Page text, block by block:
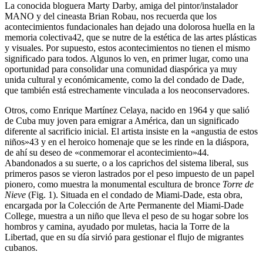
La conocida bloguera Marty Darby, amiga del pintor/instalador
MANO y del cineasta Brian Robau, nos recuerda que los
acontecimientos fundacionales han dejado una dolorosa huella en la
memoria colectiva42, que se nutre de la estética de las artes plásticas
y visuales. Por supuesto, estos acontecimientos no tienen el mismo
significado para todos. Algunos lo ven, en primer lugar, como una
oportunidad para consolidar una comunidad diaspórica ya muy
unida cultural y económicamente, como la del condado de Dade,
que también está estrechamente vinculada a los neoconservadores.
Otros, como Enrique Martínez Celaya, nacido en 1964 y que salió
de Cuba muy joven para emigrar a América, dan un significado
diferente al sacrificio inicial. El artista insiste en la «angustia de estos
niños»43 y en el heroico homenaje que se les rinde en la diáspora,
de ahí su deseo de «conmemorar el acontecimiento»44.
Abandonados a su suerte, o a los caprichos del sistema liberal, sus
primeros pasos se vieron lastrados por el peso impuesto de un papel
pionero, como muestra la monumental escultura de bronce Torre de
Nieve (Fig. 1). Situada en el condado de Miami-Dade, esta obra,
encargada por la Colección de Arte Permanente del Miami-Dade
College, muestra a un niño que lleva el peso de su hogar sobre los
hombros y camina, ayudado por muletas, hacia la Torre de la
Libertad, que en su día sirvió para gestionar el flujo de migrantes
cubanos.